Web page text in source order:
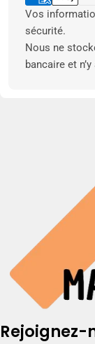
paiement
Vos
sécurité.
Nous ne
bancaire et
Rejoignez-